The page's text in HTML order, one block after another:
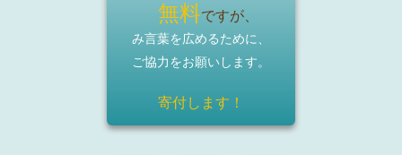
無料ですが、
み言葉を広めるために、
ご協力をお願いします。
寄付します！